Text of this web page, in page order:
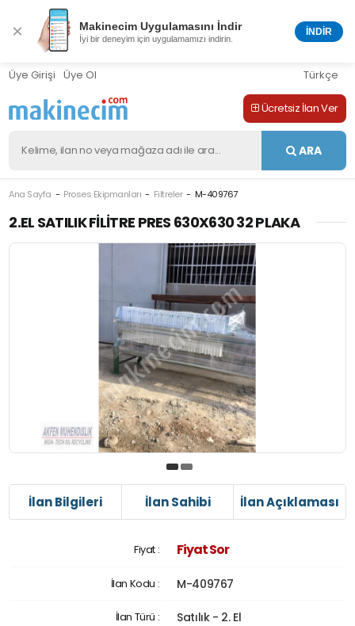
× Makinecim Uygulamasını İndir
İyi bir deneyim için uygulamamızı indirin.
İNDİR
Üye Girişi Üye Ol Türkçe
Ücretsiz İlan Ver
ARA
Ana Sayfa Proses Ekipmanları Filtreler M-409767
2.EL SATILIK FILITRE PRES 630X630 32 PLAKA
İlan Bilgileri İlan Sahibi İlan Açıklaması
Fiyat : Fiyat Sor
İlan Kodu : M-409767
İlan Türü : Satılık - 2. El